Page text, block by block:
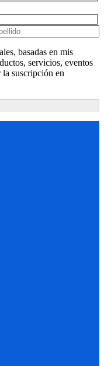
basadas en mis
servicios, eventos
suscripción en